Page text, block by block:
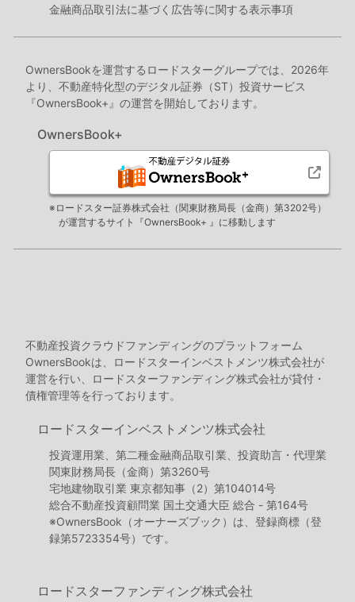
金融商品取引法に基づく広告等に関する表示事項
OwnersBookを運営するロードスターグループでは、2026年
より、不動産特化型のデジタル証券（ST）投資サービス
『OwnersBook+』の運営を開始しております。
OwnersBook+
※ロードスター証券株式会社（関東財務局長（金商）第3202号）
が運営するサイト『OwnersBook+ 』に移動します
不動産投資クラウドファンディングのプラットフォーム
OwnersBookは、ロードスターインベストメンツ株式会社が
運営を行い、ロードスターファンディング株式会社が貸付・
債権管理等を行っております。
ロードスターインベストメンツ株式会社
投資運用業、第二種金融商品取引業、投資助言・代理業
関東財務局長（金商）第3260号
宅地建物取引業 東京都知事（2）第104014号
総合不動産投資顧問業 国土交通大臣 総合 - 第164号
※OwnersBook（オーナーズブック）は、登録商標（登
録第5723354号）です。
ロードスターファンディング株式会社